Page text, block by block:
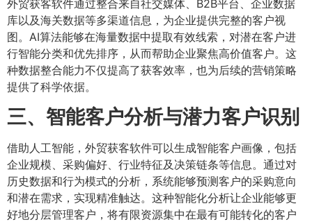
外贸获客软件通过整合来自社交媒体、B2B平台、企业数据
库以及海关数据等多渠道信息，为企业提供完整的客户视
图。AI算法能够在海量数据中提取有效线索，对潜在客户进
行智能分类和优先排序，从而帮助企业聚焦高价值客户。这
种数据整合能力不仅提高了获客效率，也为后续的营销策略
提供了科学依据。
三、智能客户分析与潜力客户识别
借助人工智能，外贸获客软件可以生成智能客户画像，包括
企业规模、采购偏好、行业特征及决策链条等信息。通过对
历史数据和行为模式的分析，系统能够预测客户的采购意向
和潜在需求，实现精准触达。这种智能化分析让企业能够更
好地分层管理客户，将有限资源集中在最有可能转化的客户